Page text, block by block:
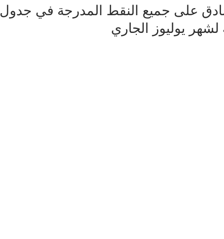
على جميع النقط المدرجة في جدول
لشهر يوليوز الجاري